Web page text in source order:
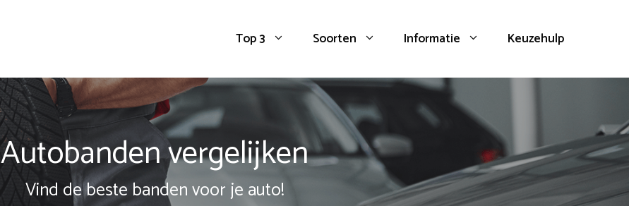
Top 3 Soorten Informatie Keuzehulp
Autobanden vergelijken
Vind de beste banden voor je auto!